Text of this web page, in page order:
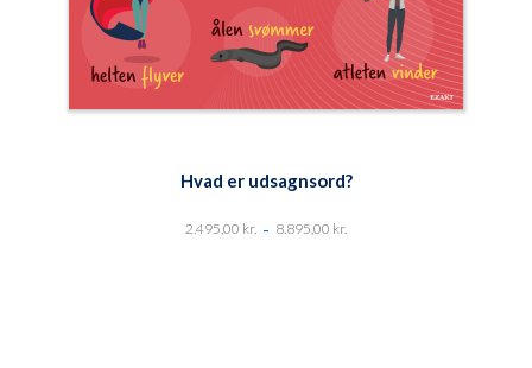
Hvad er udsagnsord?
2.495,00 kr. - 8.895,00 kr.